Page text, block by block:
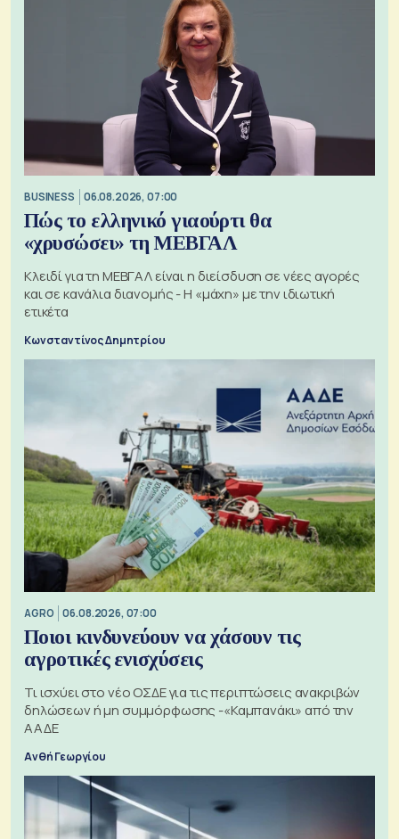
BUSINESS 06.08.2026, 07:00
Πώς το ελληνικό γιαούρτι θα
«χρυσώσει» τη ΜΕΒΓΑΛ
Κλειδί για τη ΜΕΒΓΑΛ είναι η διείσδυση σε νέες αγορές
και σε κανάλια διανομής - Η «μάχη» με την ιδιωτική
ετικέτα
Κωνσταντίνος Δημητρίου
AGRO 06.08.2026, 07:00
Ποιοι κινδυνεύουν να χάσουν τις
αγροτικές ενισχύσεις
Τι ισχύει στο νέο ΟΣΔΕ για τις περιπτώσεις ανακριβών
δηλώσεων ή μη συμμόρφωσης -«Καμπανάκι» από την
ΑΑΔΕ
Ανθή Γεωργίου